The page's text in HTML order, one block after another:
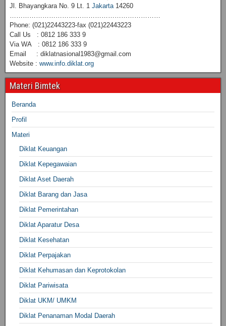
Jl. Bhayangkara No. 9 Lt. 1 Jakarta14260
……………………………………………………………
Phone: (021)22443223-fax (021)22443223
Call Us : 0812 186 333 9
Via WA : 0812 186 333 9
Email : diklatnasional1983@gmail.com
Website : www.info.diklat.org
Materi Bimtek
Beranda
Profil
Materi
Diklat Keuangan
Diklat Kepegawaian
Diklat Aset Daerah
Diklat Barang dan Jasa
Diklat Pemerintahan
Diklat Aparatur Desa
Diklat Kesehatan
Diklat Perpajakan
Diklat Kehumasan dan Keprotokolan
Diklat Pariwisata
Diklat UKM/ UMKM
Diklat Penanaman Modal Daerah